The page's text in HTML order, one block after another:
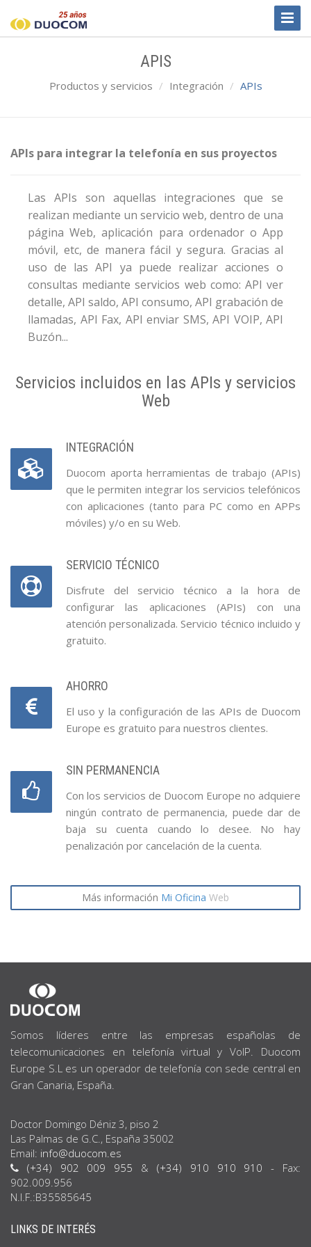
APIS
Productos y servicios Integración APIs
APIs para integrar la telefonía en sus proyectos
Las APIs son aquellas integraciones que se
realizan mediante un servicio web, dentro de una
página Web, aplicación para ordenador o App
móvil, etc, de manera fácil y segura. Gracias al
uso de las API ya puede realizar acciones o
consultas mediante servicios web como: API ver
detalle, API saldo, API consumo, API grabación de
llamadas, API Fax, API enviar SMS, API VOIP, API
Buzón...
Servicios incluidos en las APIs y servicios
Web
INTEGRACIÓN
Duocom aporta herramientas de trabajo (APIs)
que le permiten integrar los servicios telefónicos
con aplicaciones (tanto para PC como en APPs
móviles) y/o en su Web.
SERVICIO TÉCNICO
Disfrute del servicio técnico a la hora de
configurar las aplicaciones (APIs) con una
atención personalizada. Servicio técnico incluido y
gratuito.
AHORRO
El uso y la configuración de las APIs de Duocom
Europe es gratuito para nuestros clientes.
SIN PERMANENCIA
Con los servicios de Duocom Europe no adquiere
ningún contrato de permanencia, puede dar de
baja su cuenta cuando lo desee. No hay
penalización por cancelación de la cuenta.
Más información Mi Oficina Web
SOBRE
NOSOTROS
Somos líderes entre las empresas españolas de
telecomunicaciones en telefonía virtual y VoIP. Duocom
Europe S.L es un operador de telefonía con sede central en
Gran Canaria, España.
Doctor Domingo Déniz 3, piso 2
Las Palmas de G.C., España 35002
Email: info@duocom.es
(+34) 902 009 955 & (+34) 910 910 910 - Fax:
902.009.956
N.I.F.:B35585645
LINKS DE INTERÉS